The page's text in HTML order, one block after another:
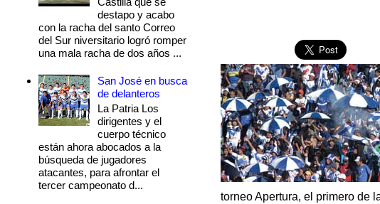
torneo Apertura, el primero de
destapo y acabo
con la racha del santo Correo
del Sur niversitario logró romper
una mala racha de dos años ...
San José en busca
de delanteros
La Patria Los
dirigentes y el
cuerpo técnico
están ahora abocados a la
búsqueda de jugadores
atacantes, para afrontar el
tercer campeonato d...